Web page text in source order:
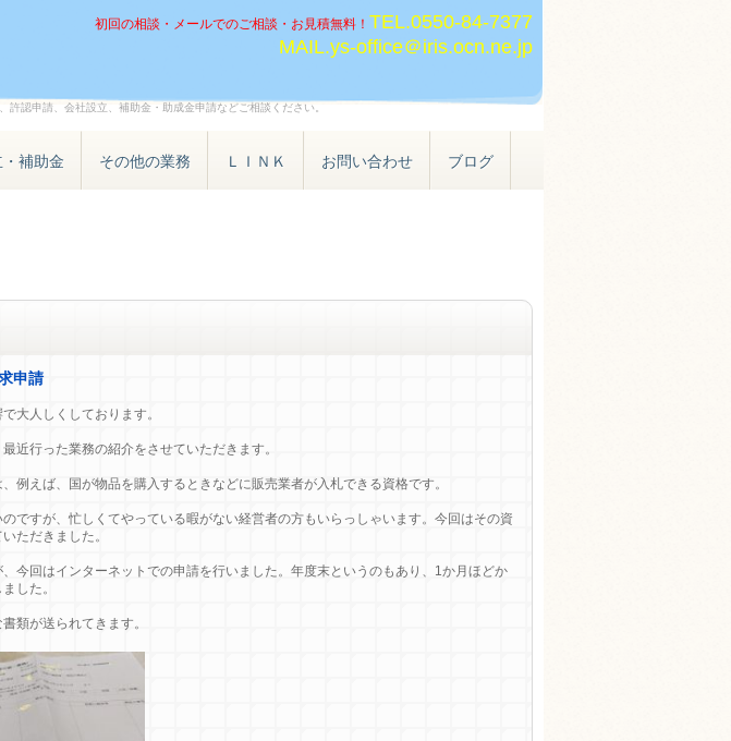
認申請、会社設立、補助金・助成金申請などご相談ください。
初回の相談・メールでのご相談・お見積無料！ TEL.0550-84-7377
MAIL.ys-office＠iris.ocn.ne.jp
補助金 その他の業務 ＬＩＮＫ お問い合わせ ブログ
申請
大人しくしております。
近行った業務の紹介をさせていただきます。
例えば、国が物品を購入するときなどに販売業者が入札できる資格です。
ですが、忙しくてやっている暇がない経営者の方もいらっしゃいます。今回はその資
ただきました。
今回はインターネットでの申請を行いました。年度末というのもあり、1か月ほどか
した。
類が送られてきます。